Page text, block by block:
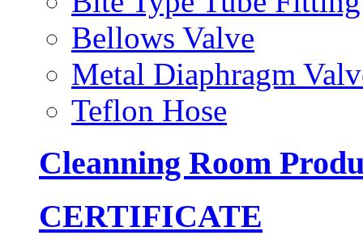
Bellows Valve
Metal Diaphragm
Teflon Hose
Cleanning Room
CERTIFICATE